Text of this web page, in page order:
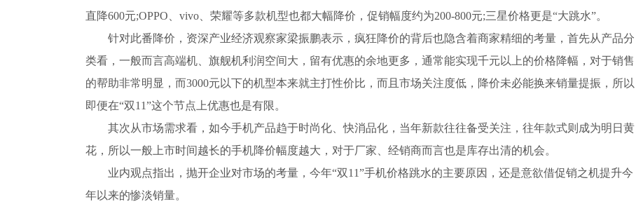
直降600元;OPPO、vivo、荣耀等多款机型也都大幅降价，促销幅度约为200-800元;三星价格更是“大跳水”。
针对此番降价，资深产业经济观察家梁振鹏表示，疯狂降价的背后也隐含着商家精细的考量，首先从产品分
类看，一般而言高端机、旗舰机利润空间大，留有优惠的余地更多，通常能实现千元以上的价格降幅，对于销售
的帮助非常明显，而3000元以下的机型本来就主打性价比，而且市场关注度低，降价未必能换来销量提振，所以
即便在“双11”这个节点上优惠也是有限。
其次从市场需求看，如今手机产品趋于时尚化、快消品化，当年新款往往备受关注，往年款式则成为明日黄
花，所以一般上市时间越长的手机降价幅度越大，对于厂家、经销商而言也是库存出清的机会。
业内观点指出，抛开企业对市场的考量，今年“双11”手机价格跳水的主要原因，还是意欲借促销之机提升今
年以来的惨淡销量。